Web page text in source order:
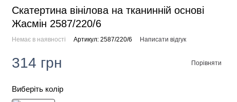
Скатертина вінілова на тканинній основі
Жасмін 2587/220/6
Немає в наявності Артикул: 2587/220/6 Написати відгук
314 грн Порівняти
Виберіть колір